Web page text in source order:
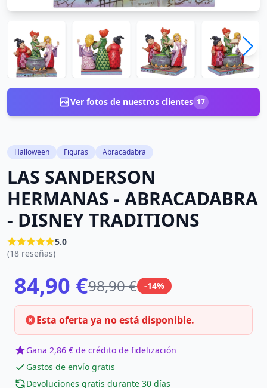
Ver fotos de nuestros clientes 17
Halloween Figuras Abracadabra
LAS SANDERSON
HERMANAS - ABRACADABRA
- DISNEY TRADITIONS
5.0
(18 reseñas)
84,90 €98,90 € -14%
Esta oferta ya no está disponible.
Gana 2,86 € de crédito de fidelización
Gastos de envío gratis
Devoluciones gratis durante 30 días